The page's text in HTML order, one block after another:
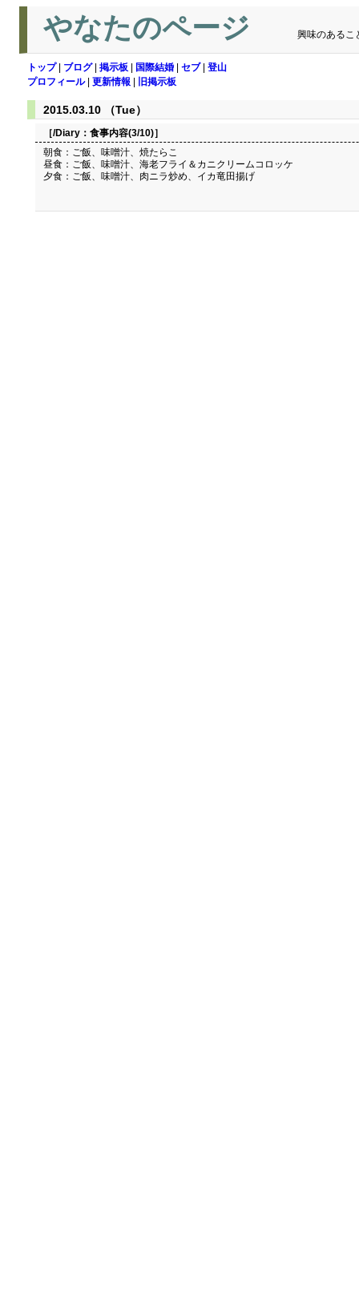
やなたのページ 興味のあるこ
トップ| ブログ| 掲示板 国際結婚 セブ| 登山
プロフィール| 更新情報 旧掲示板
2015.03.10 （Tue）
［/Diary： 食事内容(3/10)］
朝食：ご飯、味噌汁、焼たらこ
昼食：ご飯、味噌汁、海老フライ＆カニクリームコロッケ
夕食：ご飯、味噌汁、肉ニラ炒め、イカ竜田揚げ